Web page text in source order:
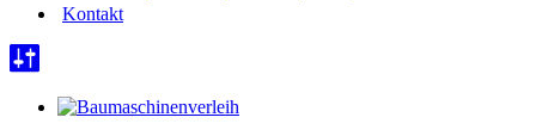
Kontakt